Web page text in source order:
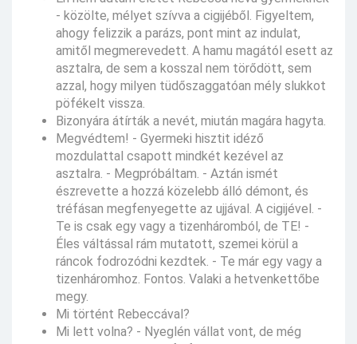
- közölte, mélyet szívva a cigijéből. Figyeltem,
ahogy felizzik a parázs, pont mint az indulat,
amitől megmerevedett. A hamu magától esett az
asztalra, de sem a kosszal nem törődött, sem
azzal, hogy milyen tüdőszaggatóan mély slukkot
pöfékelt vissza.
Bizonyára átírták a nevét, miután magára hagyta.
Megvédtem! - Gyermeki hisztit idéző
mozdulattal csapott mindkét kezével az
asztalra. - Megpróbáltam. - Aztán ismét
észrevette a hozzá közelebb álló démont, és
tréfásan megfenyegette az ujjával. A cigijével. -
Te is csak egy vagy a tizenháromból, de TE! -
Éles váltással rám mutatott, szemei körül a
ráncok fodrozódni kezdtek. - Te már egy vagy a
tizenháromhoz. Fontos. Valaki a hetvenkettőbe
megy.
Mi történt Rebeccával?
Mi lett volna? - Nyeglén vállat vont, de még